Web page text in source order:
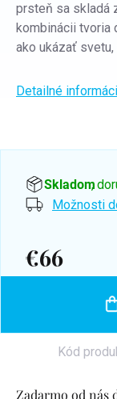
Zadarmo od nás
prsteň sa skladá
kombinácii tvoria
ako ukázať
Detailné
Skladom,
Možnosti
€66
Jednotková
Kód